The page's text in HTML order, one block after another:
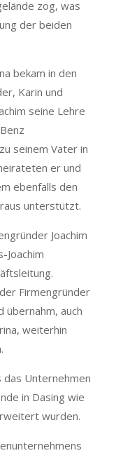
zog, was
der beiden
bekam in den
Karin und
seine Lehre
seinem Vater in
er und
ebenfalls den
unterstützt.
Joachim
Joachim
Firmengründer
übernahm, auch
weiterhin
das Unternehmen
in Dasing wie
wurden.